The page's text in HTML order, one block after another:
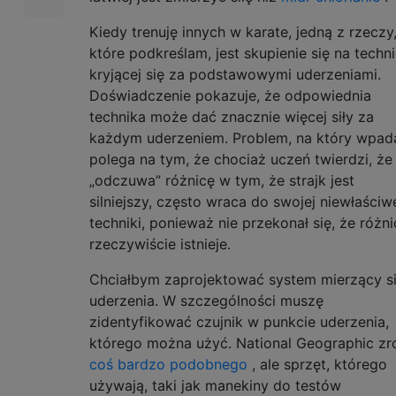
Kiedy trenuję innych w karate, jedną z rzeczy,
które podkreślam, jest skupienie się na
kryjącej się za podstawowymi uderzeniami.
Doświadczenie pokazuje, że odpowiednia
technika może dać znacznie więcej siły za
każdym uderzeniem. Problem, na który
polega na tym, że chociaż uczeń twierdzi, że
„odczuwa” różnicę w tym, że strajk jest
silniejszy, często wraca do swojej
techniki, ponieważ nie przekonał się, że
rzeczywiście istnieje.
Chciałbym zaprojektować system mierzący
uderzenia. W szczególności muszę
zidentyfikować czujnik w punkcie uderzenia,
którego można użyć. National Geographic
coś bardzo podobnego , ale sprzęt, którego
używają, taki jak manekiny do testów